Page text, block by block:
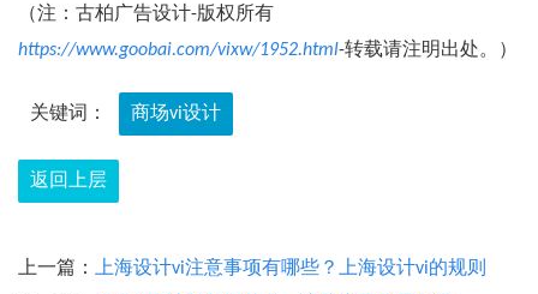
（注：古柏广告设计-版权所有
https://www.goobai.com/vixw/1952.html-转载请注明出处。）
关键词： 商场vi设计
返回上层
上一篇： 上海设计vi注意事项有哪些？上海设计vi的规则